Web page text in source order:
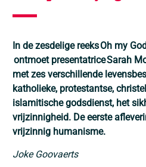
In de zesdelige reeksOh my G
ontmoetpresentatriceSarah
met zes verschillende
katholieke, protestantse,
islamitische godsdienst, het
vrijzinnigheid. De eerste
vrijzinnig humanisme.
Joke Goovaerts